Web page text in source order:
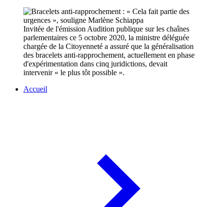
Invitée de l'émission Audition publique sur les chaînes
parlementaires ce 5 octobre 2020, la ministre déléguée
chargée de la Citoyenneté a assuré que la généralisation
des bracelets anti-rapprochement, actuellement en phase
d'expérimentation dans cinq juridictions, devait
intervenir « le plus tôt possible ».
Accueil